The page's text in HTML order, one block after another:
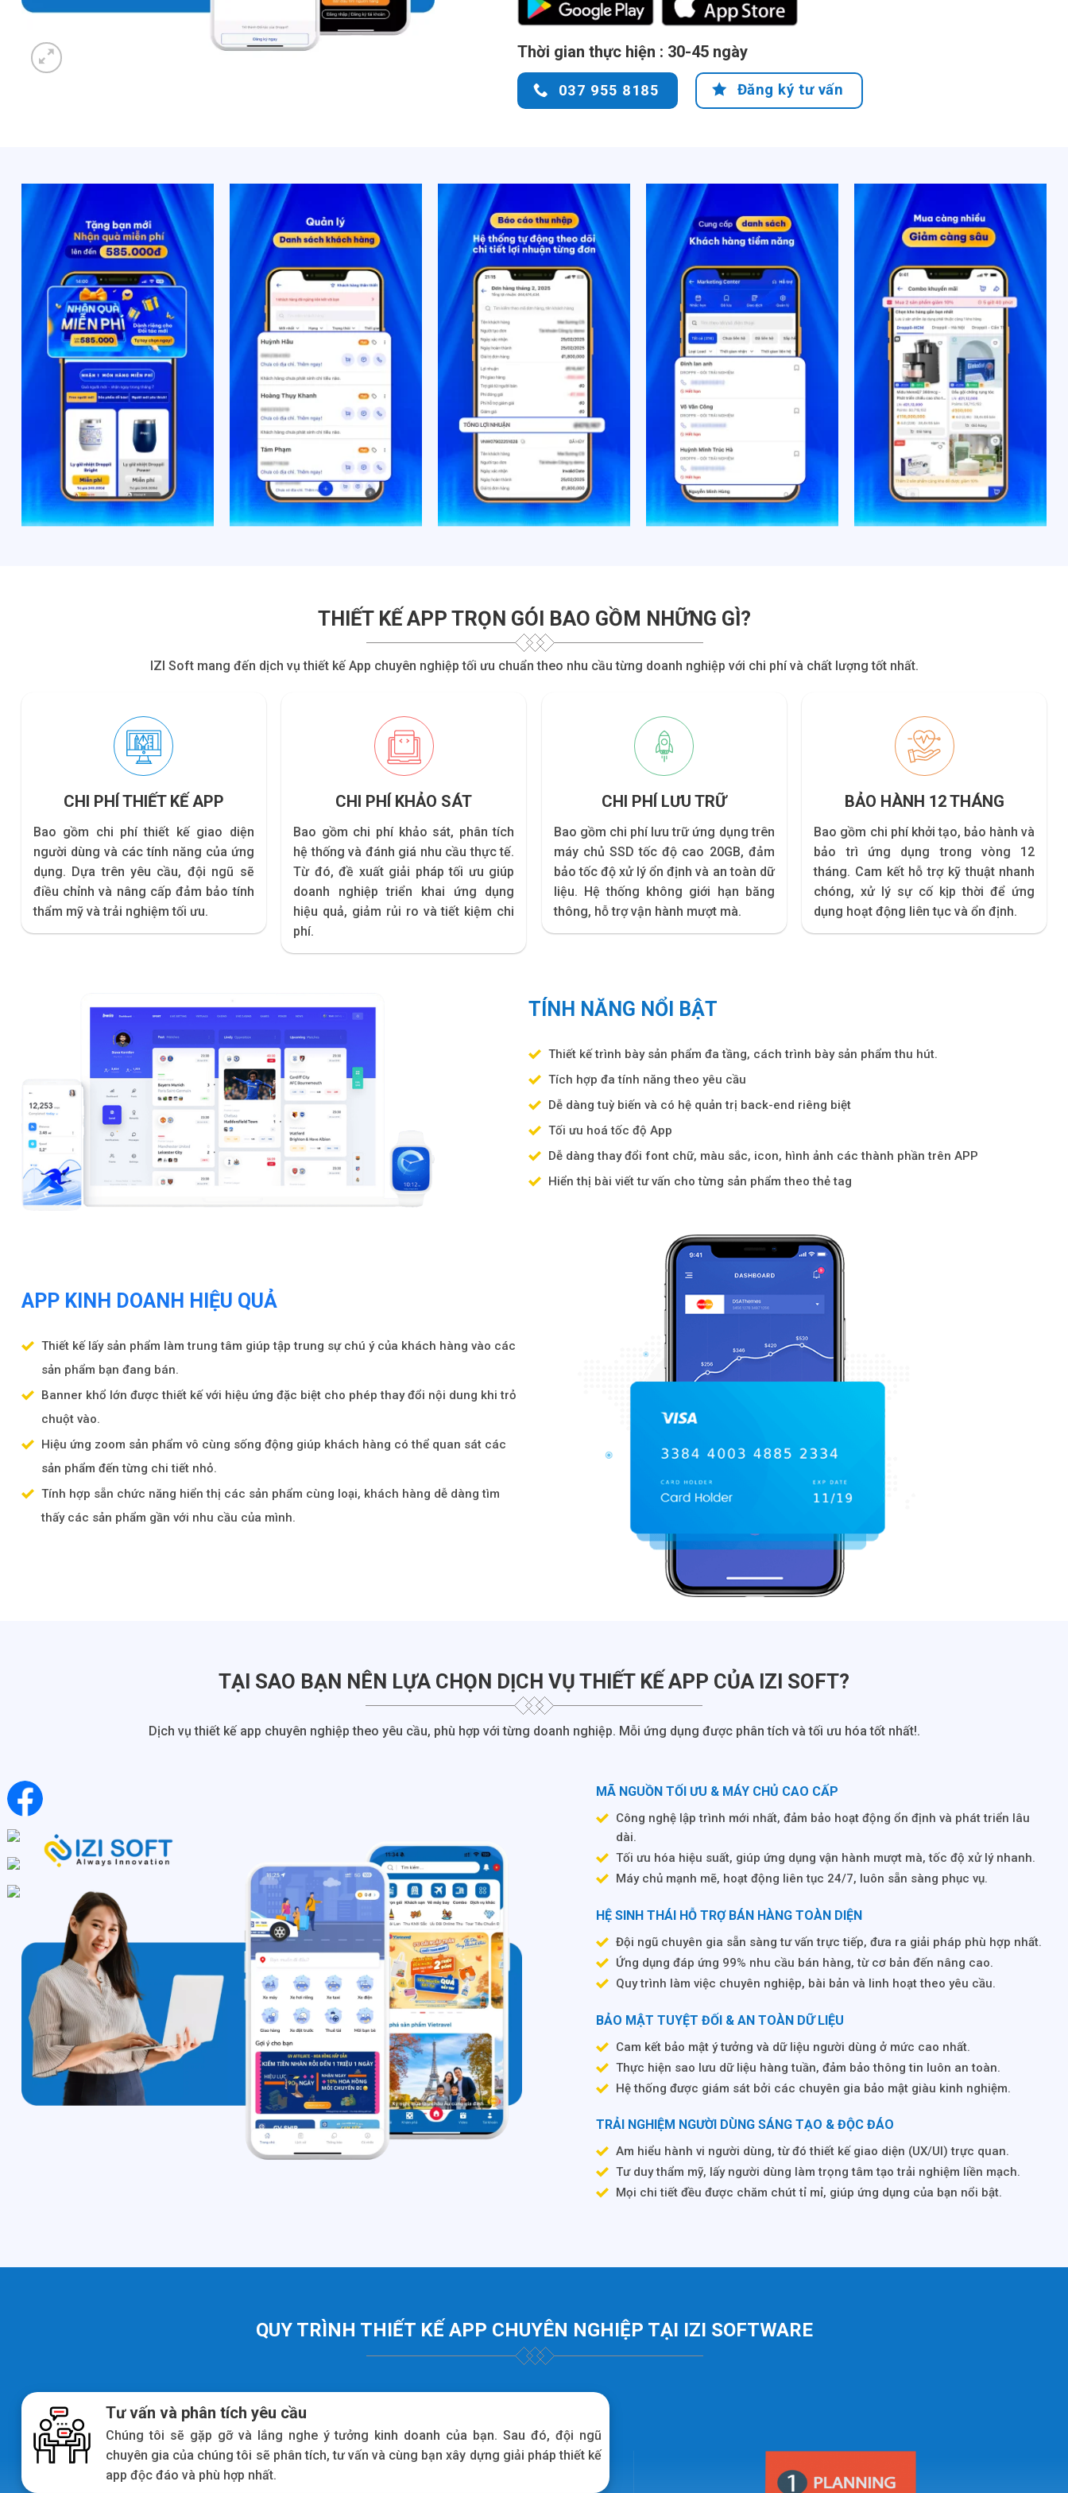
Thời gian thực hiện : 30-45 ngày
037 955 8185 Đăng ký tư vấn
THIẾT KẾ APP TRỌN GÓI BAO GỒM NHỮNG GÌ?
IZI Soft mang đến dịch vụ thiết kế App chuyên nghiệp tối ưu chuẩn theo nhu cầu từng doanh nghiệp với chi phí và chất lượng tốt nhất.
CHI PHÍ THIẾT KẾ APP
Bao gồm chi phí thiết kế giao diện
người dùng và các tính năng của ứng
dụng. Dựa trên yêu cầu, đội ngũ sẽ
điều chỉnh và nâng cấp đảm bảo tính
thẩm mỹ và trải nghiệm tối ưu.
CHI PHÍ KHẢO SÁT
Bao gồm chi phí khảo sát, phân tích
hệ thống và đánh giá nhu cầu thực tế.
Từ đó, đề xuất giải pháp tối ưu giúp
doanh nghiệp triển khai ứng dụng
hiệu quả, giảm rủi ro và tiết kiệm chi
phí.
CHI PHÍ LƯU TRỮ
Bao gồm chi phí lưu trữ ứng dụng trên
máy chủ SSD tốc độ cao 20GB, đảm
bảo tốc độ xử lý ổn định và an toàn dữ
liệu. Hệ thống không giới hạn băng
thông, hỗ trợ vận hành mượt mà.
BẢO HÀNH 12 THÁNG
Bao gồm chi phí khởi tạo, bảo hành và
bảo trì ứng dụng trong vòng 12
tháng. Cam kết hỗ trợ kỹ thuật nhanh
chóng, xử lý sự cố kịp thời để ứng
dụng hoạt động liên tục và ổn định.
TÍNH NĂNG NỔI BẬT
Thiết kế trình bày sản phẩm đa tầng, cách trình bày sản phẩm thu hút.
Tích hợp đa tính năng theo yêu cầu
Dễ dàng tuỳ biến và có hệ quản trị back-end riêng biệt
Tối ưu hoá tốc độ App
Dễ dàng thay đổi font chữ, màu sắc, icon, hình ảnh các thành phần trên APP
Hiển thị bài viết tư vấn cho từng sản phẩm theo thẻ tag
APP KINH DOANH HIỆU QUẢ
Thiết kế lấy sản phẩm làm trung tâm giúp tập trung sự chú ý của khách hàng vào các
sản phẩm bạn đang bán.
Banner khổ lớn được thiết kế với hiệu ứng đặc biệt cho phép thay đổi nội dung khi trỏ
chuột vào.
Hiệu ứng zoom sản phẩm vô cùng sống động giúp khách hàng có thể quan sát các
sản phẩm đến từng chi tiết nhỏ.
Tính hợp sẵn chức năng hiển thị các sản phẩm cùng loại, khách hàng dễ dàng tìm
thấy các sản phẩm gần với nhu cầu của mình.
TẠI SAO BẠN NÊN LỰA CHỌN DỊCH VỤ THIẾT KẾ APP CỦA IZI SOFT?
Dịch vụ thiết kế app chuyên nghiệp theo yêu cầu, phù hợp với từng doanh nghiệp. Mỗi ứng dụng được phân tích và tối ưu hóa tốt nhất!.
MÃ NGUỒN TỐI ƯU & MÁY CHỦ CAO CẤP
Công nghệ lập trình mới nhất, đảm bảo hoạt động ổn định và phát triển lâu
dài.
Tối ưu hóa hiệu suất, giúp ứng dụng vận hành mượt mà, tốc độ xử lý nhanh.
Máy chủ mạnh mẽ, hoạt động liên tục 24/7, luôn sẵn sàng phục vụ.
HỆ SINH THÁI HỖ TRỢ BÁN HÀNG TOÀN DIỆN
Đội ngũ chuyên gia sẵn sàng tư vấn trực tiếp, đưa ra giải pháp phù hợp nhất.
Ứng dụng đáp ứng 99% nhu cầu bán hàng, từ cơ bản đến nâng cao.
Quy trình làm việc chuyên nghiệp, bài bản và linh hoạt theo yêu cầu.
BẢO MẬT TUYỆT ĐỐI & AN TOÀN DỮ LIỆU
Cam kết bảo mật ý tưởng và dữ liệu người dùng ở mức cao nhất.
Thực hiện sao lưu dữ liệu hàng tuần, đảm bảo thông tin luôn an toàn.
Hệ thống được giám sát bởi các chuyên gia bảo mật giàu kinh nghiệm.
TRẢI NGHIỆM NGƯỜI DÙNG SÁNG TẠO & ĐỘC ĐÁO
Am hiểu hành vi người dùng, từ đó thiết kế giao diện (UX/UI) trực quan.
Tư duy thẩm mỹ, lấy người dùng làm trọng tâm tạo trải nghiệm liền mạch.
Mọi chi tiết đều được chăm chút tỉ mỉ, giúp ứng dụng của bạn nổi bật.
QUY TRÌNH THIẾT KẾ APP CHUYÊN NGHIỆP TẠI IZI SOFTWARE
Tư vấn và phân tích yêu cầu
Chúng tôi sẽ gặp gỡ và lắng nghe ý tưởng kinh doanh của bạn. Sau đó, đội ngũ
chuyên gia của chúng tôi sẽ phân tích, tư vấn và cùng bạn xây dựng giải pháp thiết kế
app độc đáo và phù hợp nhất.